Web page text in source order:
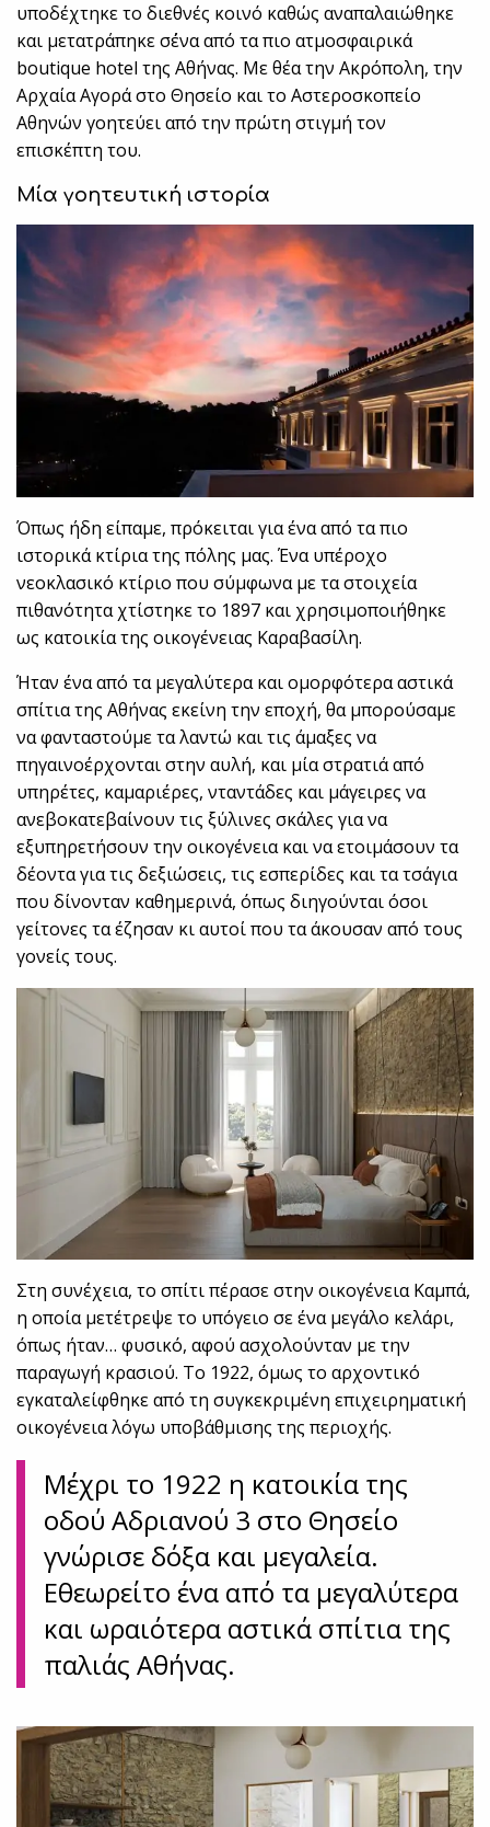
υποδέχτηκε το διεθνές κοινό καθώς αναπαλαιώθηκε
και μετατράπηκε σ΄ένα από τα πιο ατμοσφαιρικά
boutique hotel της Αθήνας. Με θέα την Ακρόπολη, την
Αρχαία Αγορά στο Θησείο και το Αστεροσκoπείο
Αθηνών γοητεύει από την πρώτη στιγμή τον
επισκέπτη του.
Μία γοητευτική ιστορία
Όπως ήδη είπαμε, πρόκειται για ένα από τα πιο
ιστορικά κτίρια της πόλης μας. Ένα υπέροχο
νεοκλασικό κτίριο που σύμφωνα με τα στοιχεία
πιθανότητα χτίστηκε το 1897 και χρησιμοποιήθηκε
ως κατοικία της οικογένειας Καραβασίλη.
Ήταν ένα από τα μεγαλύτερα και ομορφότερα αστικά
σπίτια της Αθήνας εκείνη την εποχή, θα μπορούσαμε
να φανταστούμε τα λαντώ και τις άμαξες να
πηγαινοέρχονται στην αυλή, και μία στρατιά από
υπηρέτες, καμαριέρες, νταντάδες και μάγειρες να
ανεβοκατεβαίνουν τις ξύλινες σκάλες για να
εξυπηρετήσουν την οικογένεια και να ετοιμάσουν τα
δέοντα για τις δεξιώσεις, τις εσπερίδες και τα τσάγια
που δίνονταν καθημερινά, όπως διηγούνται όσοι
γείτονες τα έζησαν κι αυτοί που τα άκουσαν από τους
γονείς τους.
Στη συνέχεια, το σπίτι πέρασε στην οικογένεια Καμπά,
η οποία μετέτρεψε το υπόγειο σε ένα μεγάλο κελάρι,
όπως ήταν… φυσικό, αφού ασχολούνταν με την
παραγωγή κρασιού. Το 1922, όμως το αρχοντικό
εγκαταλείφθηκε από τη συγκεκριμένη επιχειρηματική
οικογένεια λόγω υποβάθμισης της περιοχής.
Μέχρι το 1922 η κατοικία της
οδού Αδριανού 3 στο Θησείο
γνώρισε δόξα και μεγαλεία.
Εθεωρείτο ένα από τα μεγαλύτερα
και ωραιότερα αστικά σπίτια της
παλιάς Αθήνας.